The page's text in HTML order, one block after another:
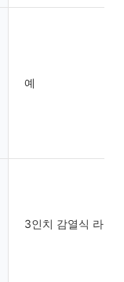
예
3인치 감열식 라벨